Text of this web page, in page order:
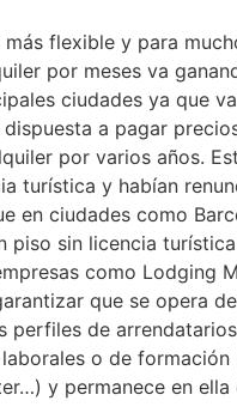
más flexible y para
por meses va
ciudades ya que
a pagar
por varios años.
turística y habían
en ciudades como
piso sin licencia
como Lodging
que se opera
perfiles de
o de
y permanece en ella